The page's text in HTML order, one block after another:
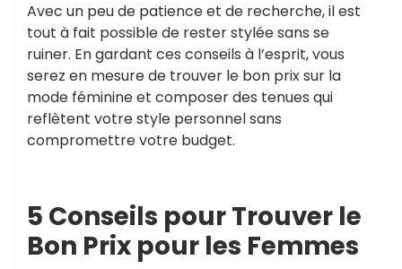
Avec un peu de patience et de recherche, il est
tout à fait possible de rester stylée sans se
ruiner. En gardant ces conseils à l’esprit, vous
serez en mesure de trouver le bon prix sur la
mode féminine et composer des tenues qui
reflètent votre style personnel sans
compromettre votre budget.
5 Conseils pour Trouver le
Bon Prix pour les Femmes